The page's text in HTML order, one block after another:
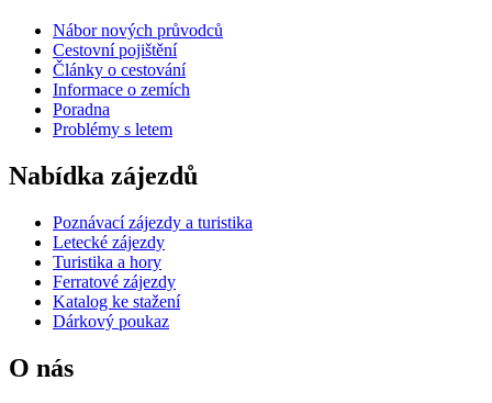
Nábor nových průvodců
Cestovní pojištění
Články o cestování
Informace o zemích
Poradna
Problémy s letem
Nabídka zájezdů
Poznávací zájezdy a turistika
Letecké zájezdy
Turistika a hory
Ferratové zájezdy
Katalog ke stažení
Dárkový poukaz
O nás